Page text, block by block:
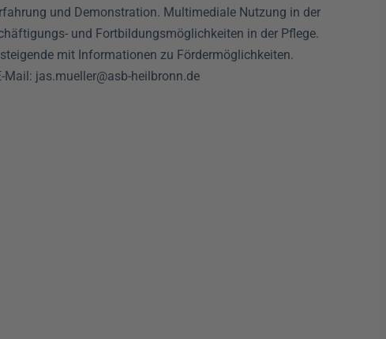
und Demonstration. Multimediale Nutzung in der
und Fortbildungsmöglichkeiten in der Pflege.
mit Informationen zu Fördermöglichkeiten.
jas.mueller@asb-heilbronn.de